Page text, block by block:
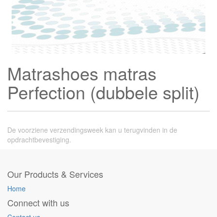
Matrashoes matras
Perfection (dubbele split)
De voorziene verzendingsweek kan u terugvinden in de
opdrachtbevestiging.
Our Products & Services
Home
Connect with us